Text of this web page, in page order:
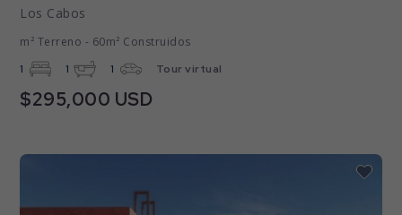
Los Cabos
m² Terreno - 60m² Construidos
1 1 1 Tour virtual
$295,000 USD